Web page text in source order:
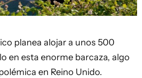
planea alojar a unos 500
en esta enorme barcaza, algo
en Reino Unido.